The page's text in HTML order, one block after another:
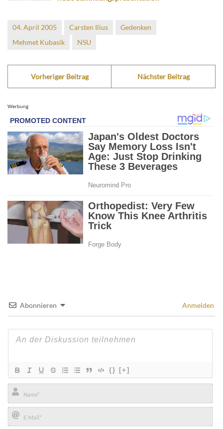
04. April 2005 Carsten Ilius
Gedenken
Mehmet Kubasik
NSU
Vorheriger Beitrag Nächster Beitrag
Werbung
Abonnieren Anmelden
{} [+]
Name*